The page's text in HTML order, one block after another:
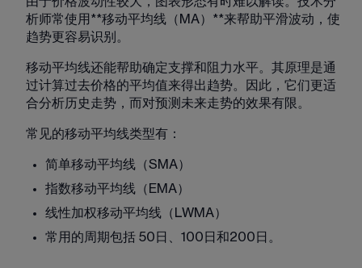
析师常使用**移动平均线（MA）**来帮助平滑波动，使
趋势更容易识别。
移动平均线还能帮助确定支撑和阻力水平。其原理是通
过计算过去价格的平均值来得出趋势。因此，它们更适
合分析历史走势，而对预测未来走势的效果有限。
常见的移动平均线类型有：
简单移动平均线（SMA）
指数移动平均线（EMA）
线性加权移动平均线（LWMA）
常用的周期包括 50日、100日和200日。